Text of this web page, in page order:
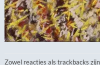
Zowel reacties als trackbacks